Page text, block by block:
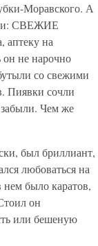
Моравского. А
СВЕЖИЕ
аптеку на
не нарочно
со свежими
Пиявки сочли
Чем же
был бриллиант,
любоваться на
было каратов,
он
или бешеную